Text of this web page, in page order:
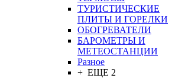
ТУРИСТИЧЕСКИЕ
ПЛИТЫ И ГОРЕЛКИ
ОБОГРЕВАТЕЛИ
БАРОМЕТРЫ И
МЕТЕОСТАНЦИИ
Разное
+ ЕЩЕ 2